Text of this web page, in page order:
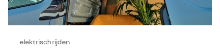
elektrisch rijden